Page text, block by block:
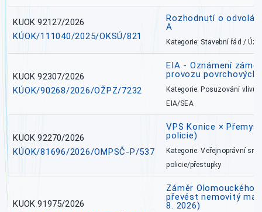
KUOK 92127/2026
KÚOK/111040/2025/OKSÚ/821
Rozhodnutí o
A
Kategorie: Stavební řád /
KUOK 92307/2026
KÚOK/90268/2026/OŽPZ/7232
EIA - Oznámení
provozu povrchových
Kategorie: Posuzování vlivů
EIA/SEA
KUOK 92270/2026
KÚOK/81696/2026/OMPSČ-P/537
VPS Konice ×
policie)
Kategorie: Veřejnoprávní
policie/přestupky
KUOK 91975/2026
Záměr Olomouckého
převést nemovitý
8. 2026)